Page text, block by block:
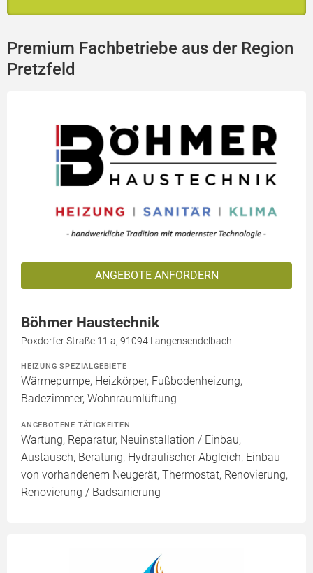
Premium Fachbetriebe aus der Region
Pretzfeld
ANGEBOTE ANFORDERN
Böhmer Haustechnik
Poxdorfer Straße 11 a, 91094 Langensendelbach
HEIZUNG SPEZIALGEBIETE
Wärmepumpe, Heizkörper, Fußbodenheizung,
Badezimmer, Wohnraumlüftung
ANGEBOTENE TÄTIGKEITEN
Wartung, Reparatur, Neuinstallation / Einbau,
Austausch, Beratung, Hydraulischer Abgleich, Einbau
von vorhandenem Neugerät, Thermostat, Renovierung,
Renovierung / Badsanierung